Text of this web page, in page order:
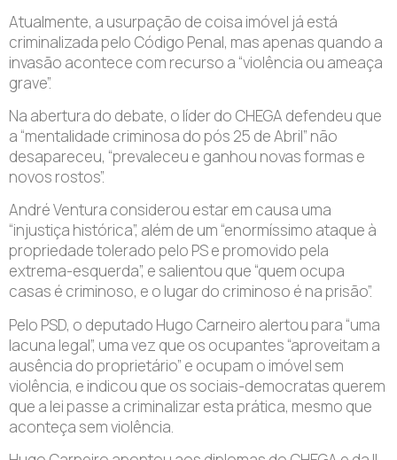
Atualmente, a usurpação de coisa imóvel já está
criminalizada pelo Código Penal, mas apenas quando a
invasão acontece com recurso a “violência ou ameaça
grave”.
Na abertura do debate, o líder do CHEGA defendeu que
a “mentalidade criminosa do pós 25 de Abril” não
desapareceu, “prevaleceu e ganhou novas formas e
novos rostos”.
André Ventura considerou estar em causa uma
“injustiça histórica”, além de um “enormíssimo ataque à
propriedade tolerado pelo PS e promovido pela
extrema-esquerda”, e salientou que “quem ocupa
casas é criminoso, e o lugar do criminoso é na prisão”.
Pelo PSD, o deputado Hugo Carneiro alertou para “uma
lacuna legal”, uma vez que os ocupantes “aproveitam a
ausência do proprietário” e ocupam o imóvel sem
violência, e indicou que os sociais-democratas querem
que a lei passe a criminalizar esta prática, mesmo que
aconteça sem violência.